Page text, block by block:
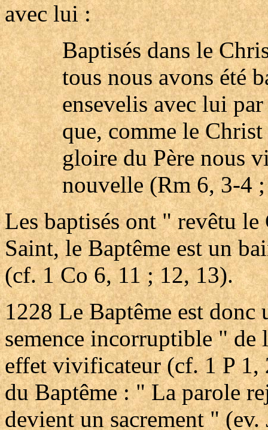
avec lui :
Baptisés dans le
tous nous avons été
ensevelis avec lui
que, comme le Christ
gloire du Père nous
nouvelle (Rm 6, 3-4
Les baptisés ont " revêtu
Saint, le Baptême est un
(cf. 1 Co 6, 11 ; 12, 13).
1228 Le Baptême est donc
semence incorruptible " de
effet vivificateur (cf. 1 P 1,
du Baptême : " La parole
devient un sacrement " (ev.